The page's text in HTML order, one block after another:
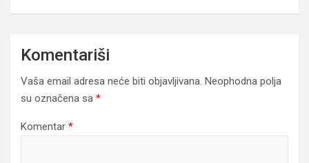
Komentariši
Vaša email adresa neće biti objavljivana. Neophodna polja
su označena sa *
Komentar *